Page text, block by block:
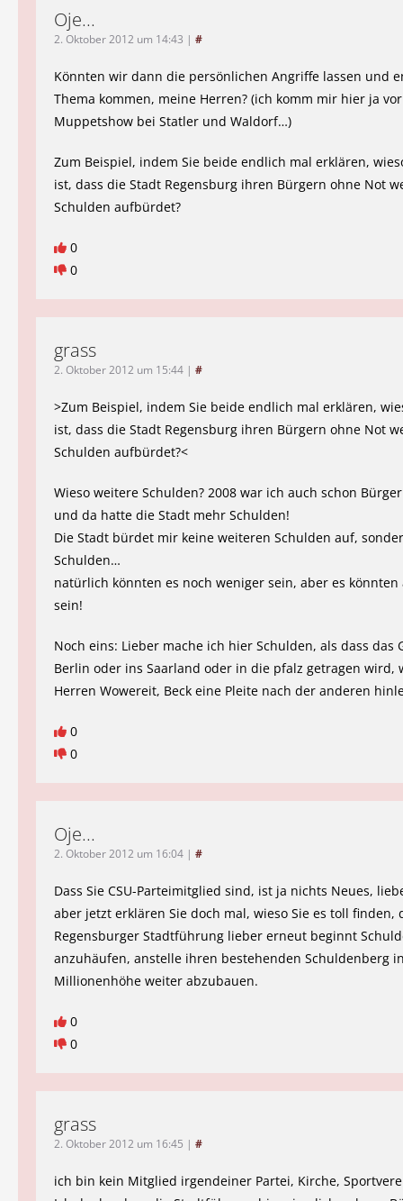
Oje...
2. Oktober 2012 um 14:43 | #
Könnten wir dann die persönlichen Angriffe lassen und
Thema kommen, meine Herren? (ich komm mir hier ja
Muppetshow bei Statler und Waldorf…)
Zum Beispiel, indem Sie beide endlich mal erklären,
ist, dass die Stadt Regensburg ihren Bürgern ohne Not
Schulden aufbürdet?
0
0
grass
2. Oktober 2012 um 15:44 | #
>Zum Beispiel, indem Sie beide endlich mal erklären,
ist, dass die Stadt Regensburg ihren Bürgern ohne Not
Schulden aufbürdet?<
Wieso weitere Schulden? 2008 war ich auch schon
und da hatte die Stadt mehr Schulden!
Die Stadt bürdet mir keine weiteren Schulden auf,
Schulden…
natürlich könnten es noch weniger sein, aber es
sein!
Noch eins: Lieber mache ich hier Schulden, als dass das
Berlin oder ins Saarland oder in die pfalz getragen wird,
Herren Wowereit, Beck eine Pleite nach der anderen
0
0
Oje...
2. Oktober 2012 um 16:04 | #
Dass Sie CSU-Parteimitglied sind, ist ja nichts Neues,
aber jetzt erklären Sie doch mal, wieso Sie es toll finden,
Regensburger Stadtführung lieber erneut beginnt
anzuhäufen, anstelle ihren bestehenden Schuldenberg
Millionenhöhe weiter abzubauen.
0
0
grass
2. Oktober 2012 um 16:45 | #
ich bin kein Mitglied irgendeiner Partei, Kirche,